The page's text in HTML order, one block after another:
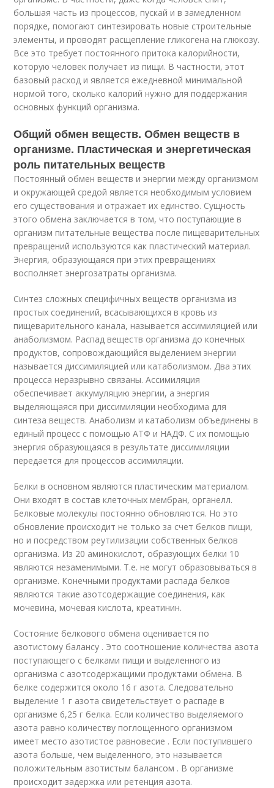
большая часть из процессов, пускай и в замедленном
порядке, помогают синтезировать новые строительные
элементы, и проводят расщепление гликогена на глюкозу.
Все это требует постоянного притока калорийности,
которую человек получает из пищи. В частности, этот
базовый расход и является ежедневной минимальной
нормой того, сколько калорий нужно для поддержания
основных функций организма.
Общий обмен веществ. Обмен веществ в
организме. Пластическая и энергетическая
роль питательных веществ
Постоянный обмен веществ и энергии между организмом
и окружающей средой является необходимым условием
его существования и отражает их единство. Сущность
этого обмена заключается в том, что поступающие в
организм питательные вещества после пищеварительных
превращений используются как пластический материал.
Энергия, образующаяся при этих превращениях
восполняет энергозатраты организма.
Синтез сложных специфичных веществ организма из
простых соединений, всасывающихся в кровь из
пищеварительного канала, называется ассимиляцией или
анаболизмом. Распад веществ организма до конечных
продуктов, сопровождающийся выделением энергии
называется диссимиляцией или катаболизмом. Два этих
процесса неразрывно связаны. Ассимиляция
обеспечивает аккумуляцию энергии, а энергия
выделяющаяся при диссимиляции необходима для
синтеза веществ. Анаболизм и катаболизм объединены в
единый процесс с помощью АТФ и НАДФ. С их помощью
энергия образующаяся в результате диссимиляции
передается для процессов ассимиляции.
Белки в основном являются пластическим материалом.
Они входят в состав клеточных мембран, органелл.
Белковые молекулы постоянно обновляются. Но это
обновление происходит не только за счет белков пищи,
но и посредством реутилизации собственных белков
организма. Из 20 аминокислот, образующих белки 10
являются незаменимыми. Т.е. не могут образовываться в
организме. Конечными продуктами распада белков
являются такие азотсодержащие соединения, как
мочевина, мочевая кислота, креатинин.
Состояние белкового обмена оценивается по
азотистому балансу . Это соотношение количества азота
поступающего с белками пищи и выделенного из
организма с азотсодержащими продуктами обмена. В
белке содержится около 16 г азота. Следовательно
выделение 1 г азота свидетельствует о распаде в
организме 6,25 г белка. Если количество выделяемого
азота равно количеству поглощенного организмом
имеет место азотистое равновесие . Если поступившего
азота больше, чем выделенного, это называется
положительным азотистым балансом . В организме
происходит задержка или ретенция азота.